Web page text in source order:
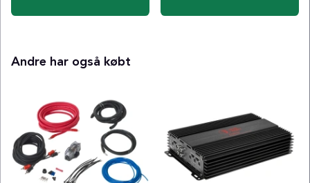
Andre har også købt